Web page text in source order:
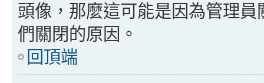
頭像，那麼這可能是因為管理
們關閉的原因。
回頂端